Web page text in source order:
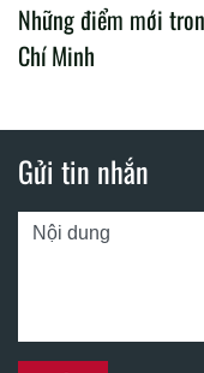
Những điểm mới
Chí Minh
Gửi tin nhắn